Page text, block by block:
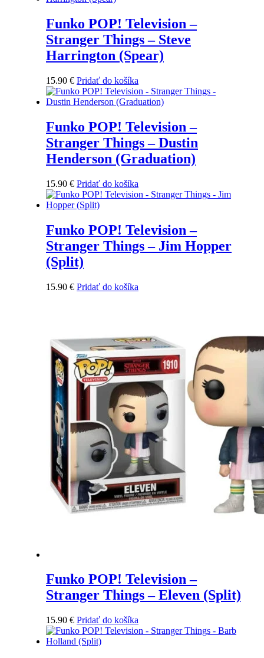
Funko POP! Television –
Stranger Things – Steve
Harrington (Spear)
15.90 € Pridať do košíka
Funko POP! Television –
Stranger Things – Dustin
Henderson (Graduation)
15.90 € Pridať do košíka
Funko POP! Television –
Stranger Things – Jim Hopper
(Split)
15.90 € Pridať do košíka
Funko POP! Television –
Stranger Things – Eleven (Split)
15.90 € Pridať do košíka